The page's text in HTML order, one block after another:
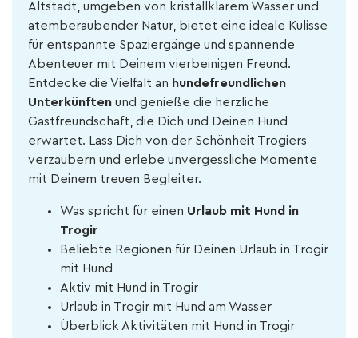
Altstadt, umgeben von kristallklarem Wasser und
atemberaubender Natur, bietet eine ideale Kulisse
für entspannte Spaziergänge und spannende
Abenteuer mit Deinem vierbeinigen Freund.
Entdecke die Vielfalt an hundefreundlichen
Unterkünften und genieße die herzliche
Gastfreundschaft, die Dich und Deinen Hund
erwartet. Lass Dich von der Schönheit Trogiers
verzaubern und erlebe unvergessliche Momente
mit Deinem treuen Begleiter.
Was spricht für einen Urlaub mit Hund in
Trogir
Beliebte Regionen für Deinen Urlaub in Trogir
mit Hund
Aktiv mit Hund in Trogir
Urlaub in Trogir mit Hund am Wasser
Überblick Aktivitäten mit Hund in Trogir